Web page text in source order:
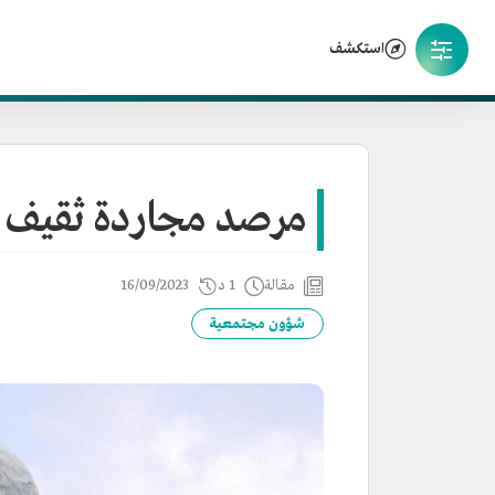
استكشف
مرصد مجاردة ثقيف
مقالة 1 د 16/09/2023
شؤون مجتمعية